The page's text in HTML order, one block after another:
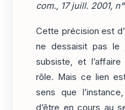
com., 17 juill. 2001,
Cette précision est
ne dessaisit pas le
subsiste, et
rôle. Mais ce lien
sens que
d’être en cours au